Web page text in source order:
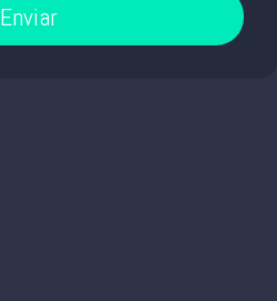
Enviar